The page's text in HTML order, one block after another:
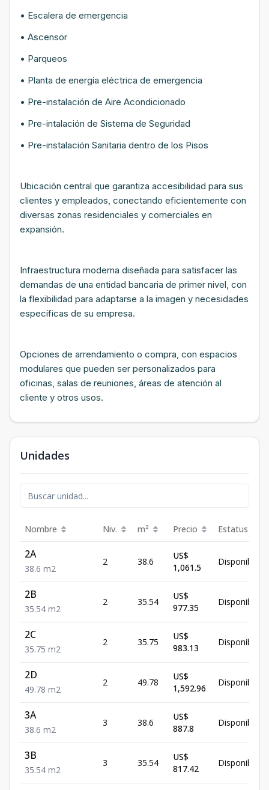
• Escalera de emergencia
• Ascensor
• Parqueos
• Planta de energía eléctrica de emergencia
• Pre-instalación de Aire Acondicionado
• Pre-intalación de Sistema de Seguridad
• Pre-instalación Sanitaria dentro de los Pisos
Ubicación central que garantiza accesibilidad para sus
clientes y empleados, conectando eficientemente con
diversas zonas residenciales y comerciales en
expansión.
Infraestructura moderna diseñada para satisfacer las
demandas de una entidad bancaria de primer nivel, con
la flexibilidad para adaptarse a la imagen y necesidades
específicas de su empresa.
Opciones de arrendamiento o compra, con espacios
modulares que pueden ser personalizados para
oficinas, salas de reuniones, áreas de atención al
cliente y otros usos.
Unidades
Nombre Niv. m² Precio Estatus
2A
38.6 m2
2 38.6
US$
1,061.5
Disponible
2B
35.54 m2
2 35.54
US$
977.35
Disponible
2C
35.75 m2
2 35.75
US$
983.13
Disponible
2D
49.78 m2
2 49.78
US$
1,592.96
Disponible
3A
38.6 m2
3 38.6
US$
887.8
Disponible
3B
35.54 m2
3 35.54
US$
817.42
Disponible